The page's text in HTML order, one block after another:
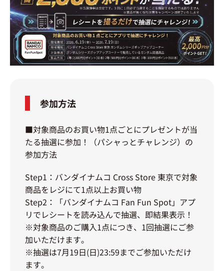
参加方法
■対象商品のお買い物1点ごとにプレゼントが当
たる抽選に参加！（パシャっとチャレンジ）の
参加方法
Step1：バンダイナムコ Cross Store 東京で対象
商品をレジにて1点以上お買い物
Step2：「バンダイナムコ Fan Fun Spot」アプ
リでレシートを読み込んで抽選、即結果表示！
※対象商品のご購入1点につき、1回抽選にご参
加いただけます。
※抽選は7月19日(日)23:59までご参加いただけ
ます。